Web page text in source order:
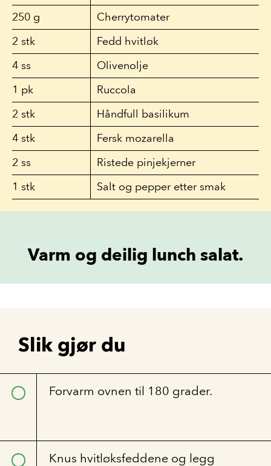
250 g
Cherrytomater
2 stk
Fedd hvitløk
4 ss
Olivenolje
1 pk
Ruccola
2 stk
Håndfull basilikum
4 stk
Fersk mozarella
2 ss
Ristede pinjekjerner
1 stk Salt og pepper etter smak
Varm og deilig lunch salat.
Slik gjør du
Forvarm ovnen til 180 grader.
Knus hvitløksfeddene og legg